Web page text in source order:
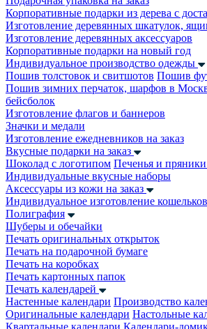
Корпоративные подарки из дерева с
Изготовление деревянных шкатулок,
Изготовление деревянных аксессуаров
Корпоративные подарки на новый год
Индивидуальное производство одежды
Пошив толстовок и свитшотов Пошив
Пошив зимних перчаток, шарфов в
бейсболок
Изготовление флагов и баннеров
Значки и медали
Изготовление ежедневников на заказ
Вкусные подарки на заказ
Шоколад с логотипом Печенья и
Индивидуальные вкусные наборы
Аксессуары из кожи на заказ
Индивидуальное изготовление кошельков
Полиграфия
Шуберы и обечайки
Печать оригинальных открыток
Печать на подарочной бумаге
Печать на коробках
Печать картонных папок
Печать календарей
Настенные календари Производство
Оригинальные календари Настольные
Квартальные календари Календари-